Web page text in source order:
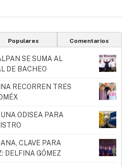
Populares Comentarios
SE SUMA AL
DE BACHEO
RECORREN TRES
ODISEA PARA
CLAVE PARA
DELFINA GÓMEZ